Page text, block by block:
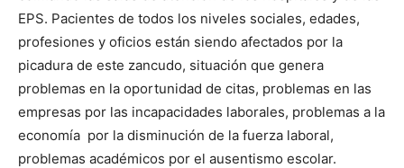
EPS. Pacientes de todos los niveles sociales, edades,
profesiones y oficios están siendo afectados por la
picadura de este zancudo, situación que genera
problemas en la oportunidad de citas, problemas en las
empresas por las incapacidades laborales, problemas a la
economía por la disminución de la fuerza laboral,
problemas académicos por el ausentismo escolar.